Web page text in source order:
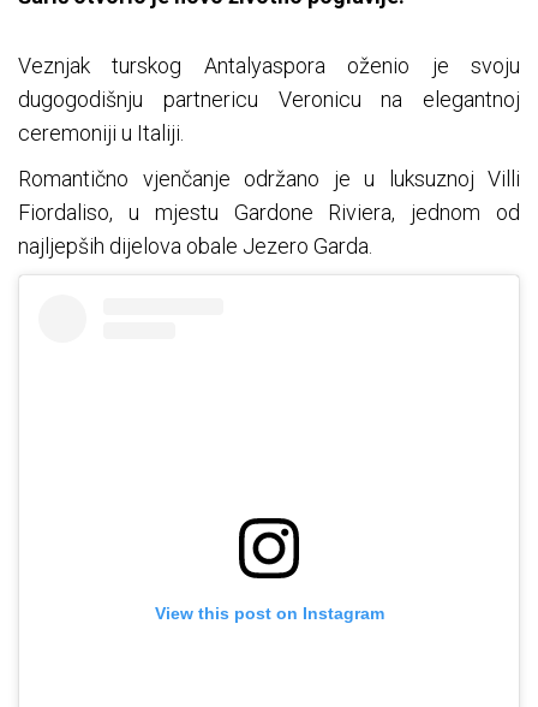
Veznjak turskog Antalyaspora oženio je svoju
dugogodišnju partnericu Veronicu na elegantnoj
ceremoniji u Italiji.
Romantično vjenčanje održano je u luksuznoj Villi
Fiordaliso, u mjestu Gardone Riviera, jednom od
najljepših dijelova obale Jezero Garda.
View this post on Instagram